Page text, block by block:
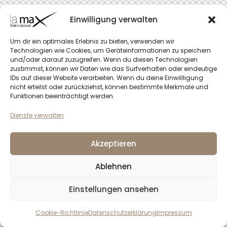
Einwilligung verwalten
Um dir ein optimales Erlebnis zu bieten, verwenden wir
Technologien wie Cookies, um Geräteinformationen zu speichern
und/oder darauf zuzugreifen. Wenn du diesen Technologien
zustimmst, können wir Daten wie das Surfverhalten oder eindeutige
IDs auf dieser Website verarbeiten. Wenn du deine Einwillligung
nicht erteilst oder zurückziehst, können bestimmte Merkmale und
Funktionen beeinträchtigt werden.
Dienste verwalten
Akzeptieren
Ablehnen
Einstellungen ansehen
Cookie-RichtlinieDatenschutzerklärungImpressum